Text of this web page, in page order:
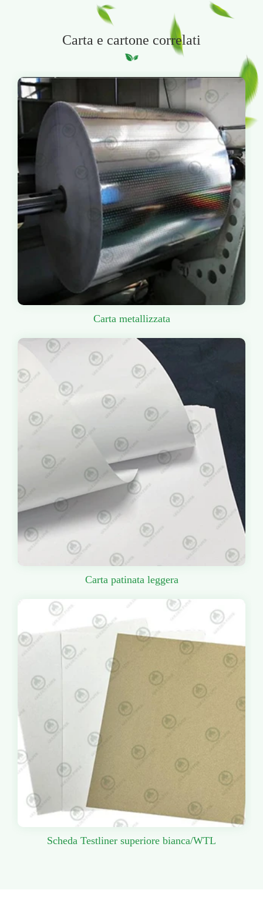
Carta e cartone correlati
Carta metallizzata
Carta patinata leggera
Scheda Testliner superiore bianca/WTL